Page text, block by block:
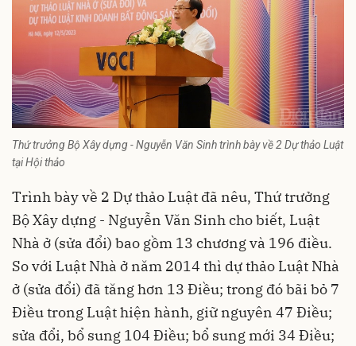
Thứ trưởng Bộ Xây dựng - Nguyễn Văn Sinh trình bày về 2 Dự thảo Luật
tại Hội thảo
Trình bày về 2 Dự thảo Luật đã nêu, Thứ trưởng
Bộ Xây dựng - Nguyễn Văn Sinh cho biết, Luật
Nhà ở (sửa đổi) bao gồm 13 chương và 196 điều.
So với Luật Nhà ở năm 2014 thì dự thảo Luật Nhà
ở (sửa đổi) đã tăng hơn 13 Điều; trong đó bãi bỏ 7
Điều trong Luật hiện hành, giữ nguyên 47 Điều;
sửa đổi, bổ sung 104 Điều; bổ sung mới 34 Điều;